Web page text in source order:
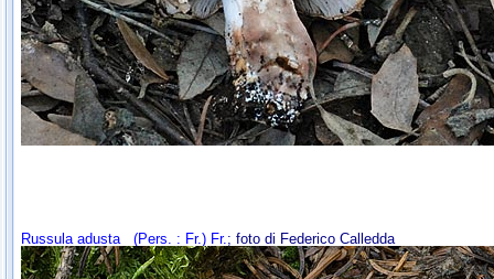
Russula adusta (Pers. : Fr.) Fr.; foto di Federico Calledda